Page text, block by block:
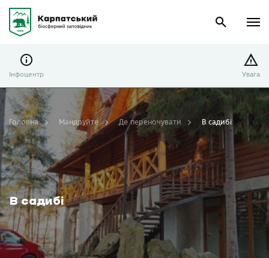
Інфоцентр Увага
В садибі
Головна Мандруйте Де переночувати В садибі